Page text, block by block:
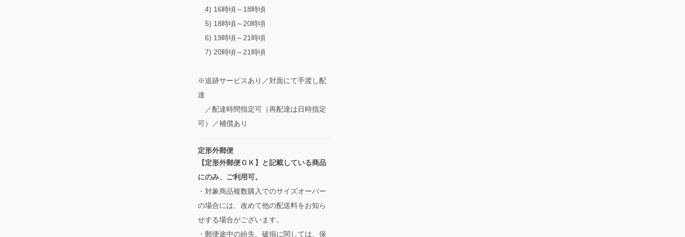
4) 16時頃～18時頃
5) 18時頃～20時頃
6) 19時頃～21時頃
7) 20時頃～21時頃
※追跡サービスあり／対面にて手渡し配
達
／配達時間指定可（再配達は日時指定
可）／補償あり
定形外郵便
【定形外郵便ＯＫ】と記載している商品
にのみ、ご利用可。
・対象商品複数購入でのサイズオーバー
の場合には、改めて他の配送料をお知ら
せする場合がございます。
・郵便途中の紛失、破損に関しては、保